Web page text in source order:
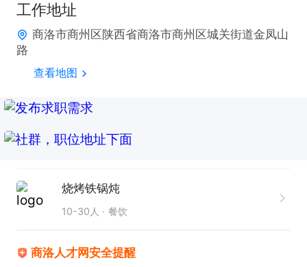
中午2点到晚上12点
工作地址
商洛市商州区陕西省商洛市商州区城关街道金凤山
路
查看地图
烧烤铁锅炖
10-30人 餐饮
商洛人才网安全提醒